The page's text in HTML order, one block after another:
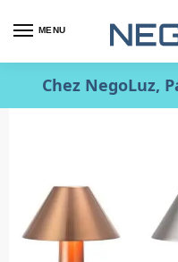
MENU
Chez NegoLuz,